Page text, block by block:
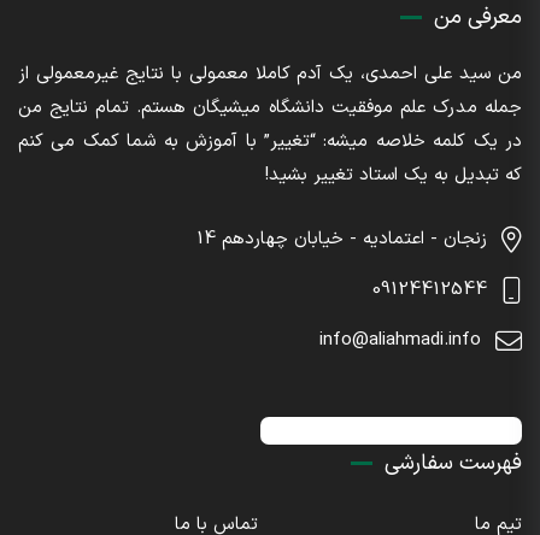
معرفی من
من سید علی احمدی، یک آدم کاملا معمولی با نتایج غیرمعمولی از
جمله مدرک علم موفقیت دانشگاه میشیگان هستم. تمام نتایج من
در یک کلمه خلاصه میشه: “تغییر” با آموزش به شما کمک می کنم
که تبدیل به یک استاد تغییر بشید!
زنجان - اعتمادیه - خیابان چهاردهم 14
09124412544
info@aliahmadi.info
فهرست سفارشی
تیم ما تماس با ما